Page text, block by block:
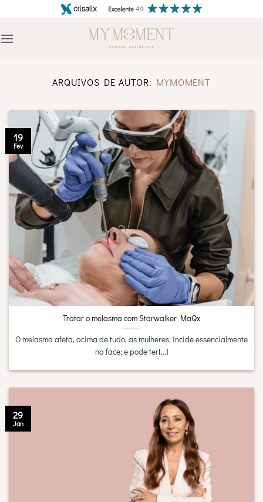
content
ARQUIVOS DE AUTOR: MYMOMENT
Tratar o melasma com Starwalker MaQx
O melasma afeta, acima de tudo, as mulheres; incide essencialmente
na face; e pode ter[...]
19
Fev
29
Jan